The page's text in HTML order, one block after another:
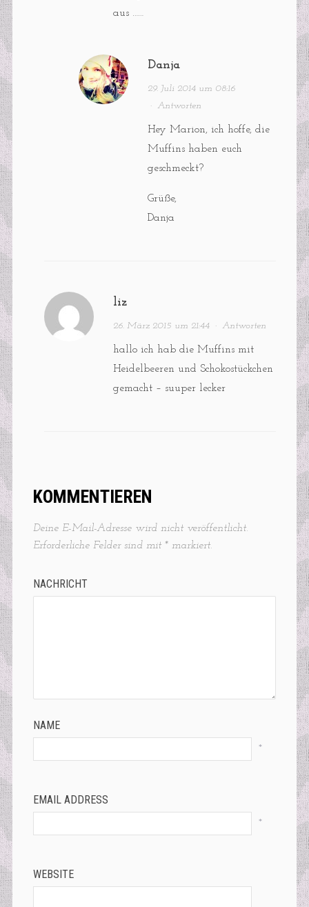
aus ……
Danja
29. Juli 2014 um 08:16
· Antworten
Hey Marion, ich hoffe, die
Muffins haben euch
geschmeckt?
Grüße,
Danja
liz
26. März 2015 um 21:44· Antworten
hallo ich hab die Muffins mit
Heidelbeeren und Schokostückchen
gemacht – suuper lecker
KOMMENTIEREN
Deine E-Mail-Adresse wird nicht veröffentlicht.
Erforderliche Felder sind mit *markiert.
NACHRICHT
NAME
*
EMAIL ADDRESS
*
WEBSITE